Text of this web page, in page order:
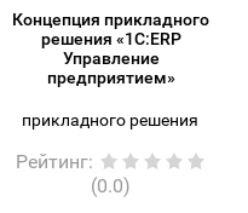
Концепция прикладного
решения «1С:ERP
Управление
предприятием»
Рейтинг:
(0.0)